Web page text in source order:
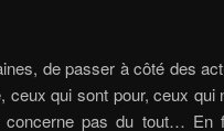
de passer à côté des
qui sont pour, ceux qui
pas du tout… En